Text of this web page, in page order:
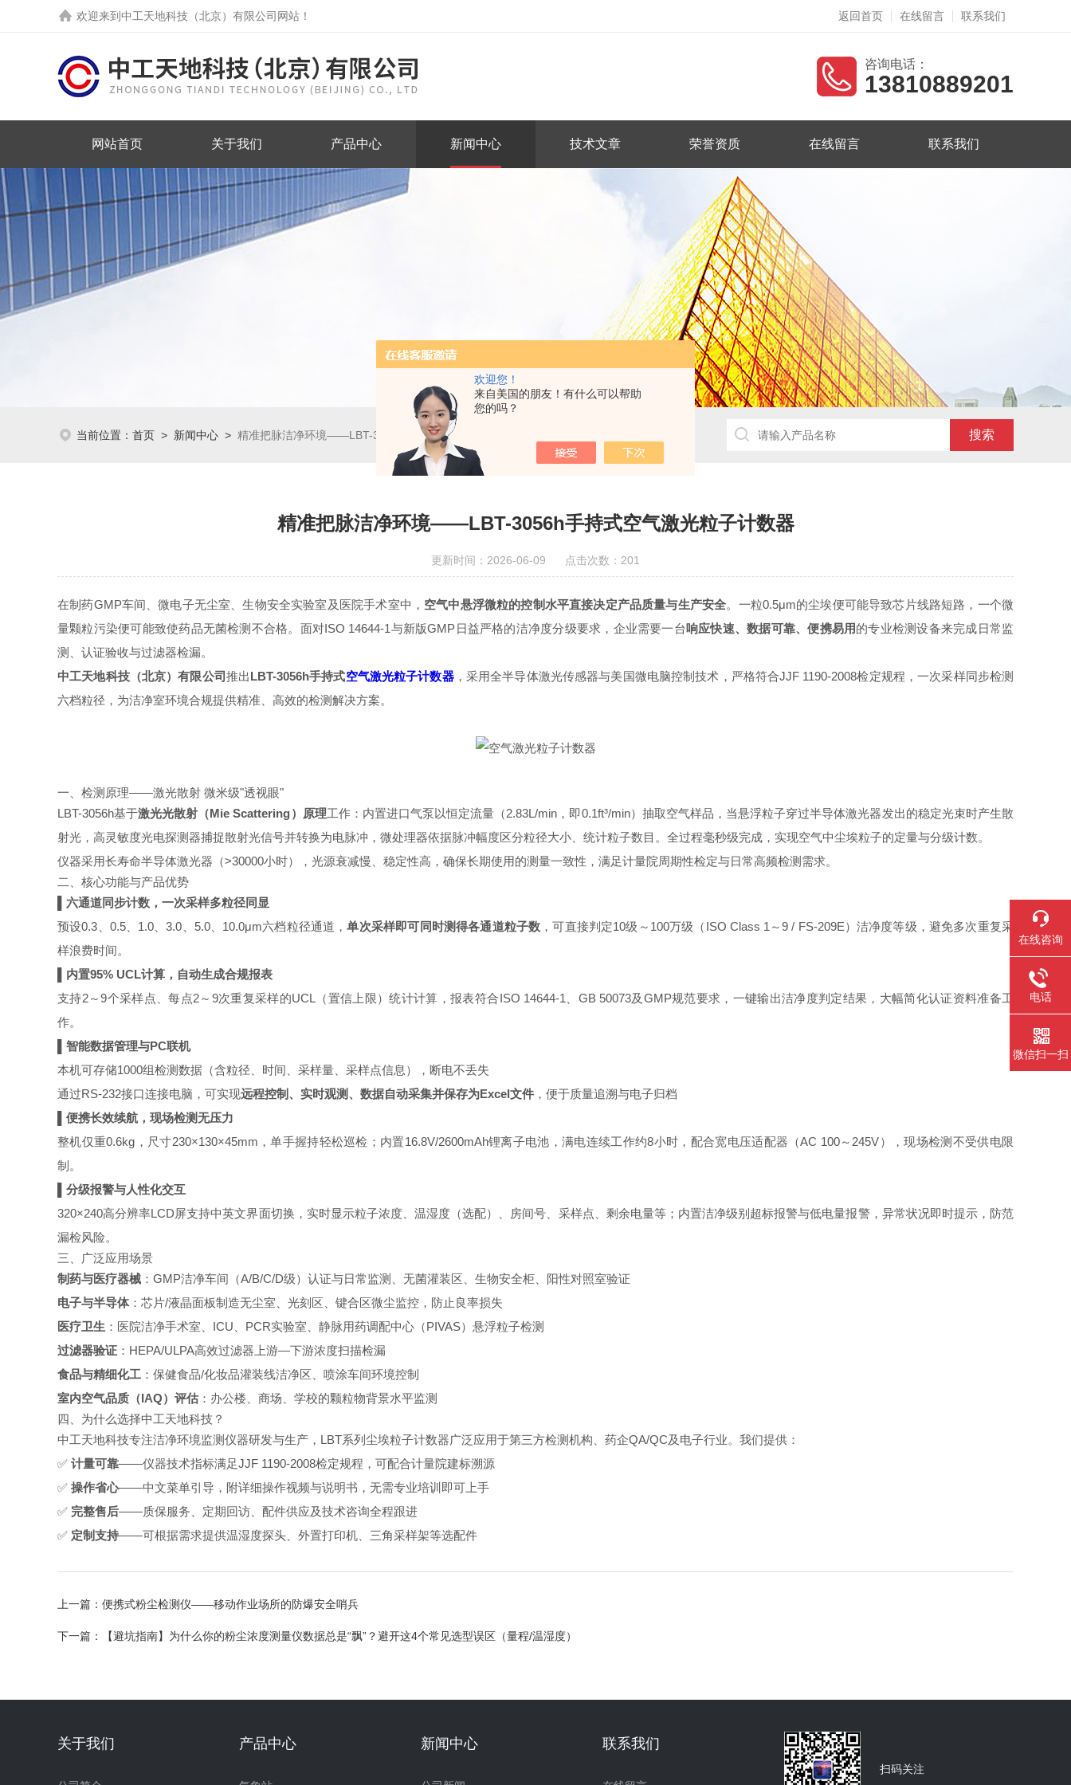
欢迎您！
来自美国的朋友！有什么可以帮助
您的吗？
欢迎来到中工天地科技（北京）有限公司网站！ 返回首页 在线留言 联系我们
咨询电话：
13810889201
网站首页 关于我们 产品中心 新闻中心 技术文章 荣誉资质 在线留言 联系我们
当前位置： 首页 > 新闻中心 > 精准把脉洁净环境——LBT-3056h手持式空气激光粒子计数器
精准把脉洁净环境——LBT-3056h手持式空气激光粒子计数器
更新时间：2026-06-09 点击次数：201
在制药GMP车间、微电子无尘室、生物安全实验室及医院手术室中， 空气中悬浮微粒的控制水平直接决定产品质量与生产安全。一粒0.5μm的尘埃便可能导致芯片线路短路，一个微
量颗粒污染便可能致使药品无菌检测不合格。面对ISO 14644-1与新版GMP日益严格的洁净度分级要求，企业需要一台响应快速、数据可靠、便携易用的专业检测设备来完成日常监
测、认证验收与过滤器检漏。
中工天地科技（北京）有限公司推出LBT-3056h手持式空气激光粒子计数器，采用全半导体激光传感器与美国微电脑控制技术，严格符合JJF 1190-2008检定规程，一次采样同步检测
六档粒径，为洁净室环境合规提供精准、高效的检测解决方案。
一、检测原理——激光散射 微米级"透视眼"
LBT-3056h基于激光光散射（Mie Scattering）原理工作：内置进口气泵以恒定流量（2.83L/min，即0.1ft³/min）抽取空气样品，当悬浮粒子穿过半导体激光器发出的稳定光束时产生散
射光，高灵敏度光电探测器捕捉散射光信号并转换为电脉冲，微处理器依据脉冲幅度区分粒径大小、统计粒子数目。全过程毫秒级完成，实现空气中尘埃粒子的定量与分级计数。
仪器采用长寿命半导体激光器（>30000小时），光源衰减慢、稳定性高，确保长期使用的测量一致性，满足计量院周期性检定与日常高频检测需求。
二、核心功能与产品优势
▌六通道同步计数，一次采样多粒径同显
预设0.3、0.5、1.0、3.0、5.0、10.0μm六档粒径通道，单次采样即可同时测得各通道粒子数 ，可直接判定10级～100万级（ISO Class 1～9 / FS-209E）洁净度等级，避免多次重复采
样浪费时间。
▌内置95% UCL计算，自动生成合规报表
支持2～9个采样点、每点2～9次重复采样的UCL（置信上限）统计计算，报表符合ISO 14644-1、GB 50073及GMP规范要求，一键输出洁净度判定结果，大幅简化认证资料准备工
作。
▌智能数据管理与PC联机
本机可存储1000组检测数据（含粒径、时间、采样量、采样点信息），断电不丢失
通过RS-232接口连接电脑，可实现远程控制、实时观测、数据自动采集并保存为Excel文件 ，便于质量追溯与电子归档
▌便携长效续航，现场检测无压力
整机仅重0.6kg，尺寸230×130×45mm，单手握持轻松巡检；内置16.8V/2600mAh锂离子电池，满电连续工作约8小时，配合宽电压适配器（AC 100～245V），现场检测不受供电限
制。
▌分级报警与人性化交互
320×240高分辨率LCD屏支持中英文界面切换，实时显示粒子浓度、温湿度（选配）、房间号、采样点、剩余电量等；内置洁净级别超标报警与低电量报警，异常状况即时提示，防范
漏检风险。
三 、广泛应用场景
制药与医疗器械 ：GMP洁净车间（A/B/C/D级）认证与日常监测、无菌灌装区、生物安全柜、阳性对照室验证
电子与半导体：芯片/液晶面板制造无尘室、光刻区、键合区微尘监控，防止良率损失
医疗卫生 ：医院洁净手术室、ICU、PCR实验室、静脉用药调配中心（PIVAS）悬浮粒子检测
过滤器验证 ：HEPA/ULPA高效过滤器上游—下游浓度扫描检漏
食品与精细化工 ：保健食品/化妆品灌装线洁净区、喷涂车间环境控制
室内空气品质（IAQ）评估 ：办公楼、商场、学校的颗粒物背景水平监测
四、为什么选择中工天地科技？
中工天地科技专注洁净环境监测仪器研发与生产，LBT系列尘埃粒子计数器广泛应用于第三方检测机构、药企QA/QC及电子行业。我们提供：
✅ 计量可靠——仪器技术指标满足JJF 1190-2008检定规程，可配合计量院建标溯源
✅ 操作省心——中文菜单引导，附详细操作视频与说明书，无需专业培训即可上手
✅ 完整售后——质保服务、定期回访、配件供应及技术咨询全程跟进
✅ 定制支持——可根据需求提供温湿度探头、外置打印机、三角采样架等选配件
上一篇： 便携式粉尘检测仪——移动作业场所的防爆安全哨兵
下一篇： 【避坑指南】为什么你的粉尘浓度测量仪数据总是“飘”？避开这4个常见选型误区（量程/温湿度）
关于我们 产品中心 新闻中心 联系我们
扫码关注
在线咨询
电话
微信扫一扫